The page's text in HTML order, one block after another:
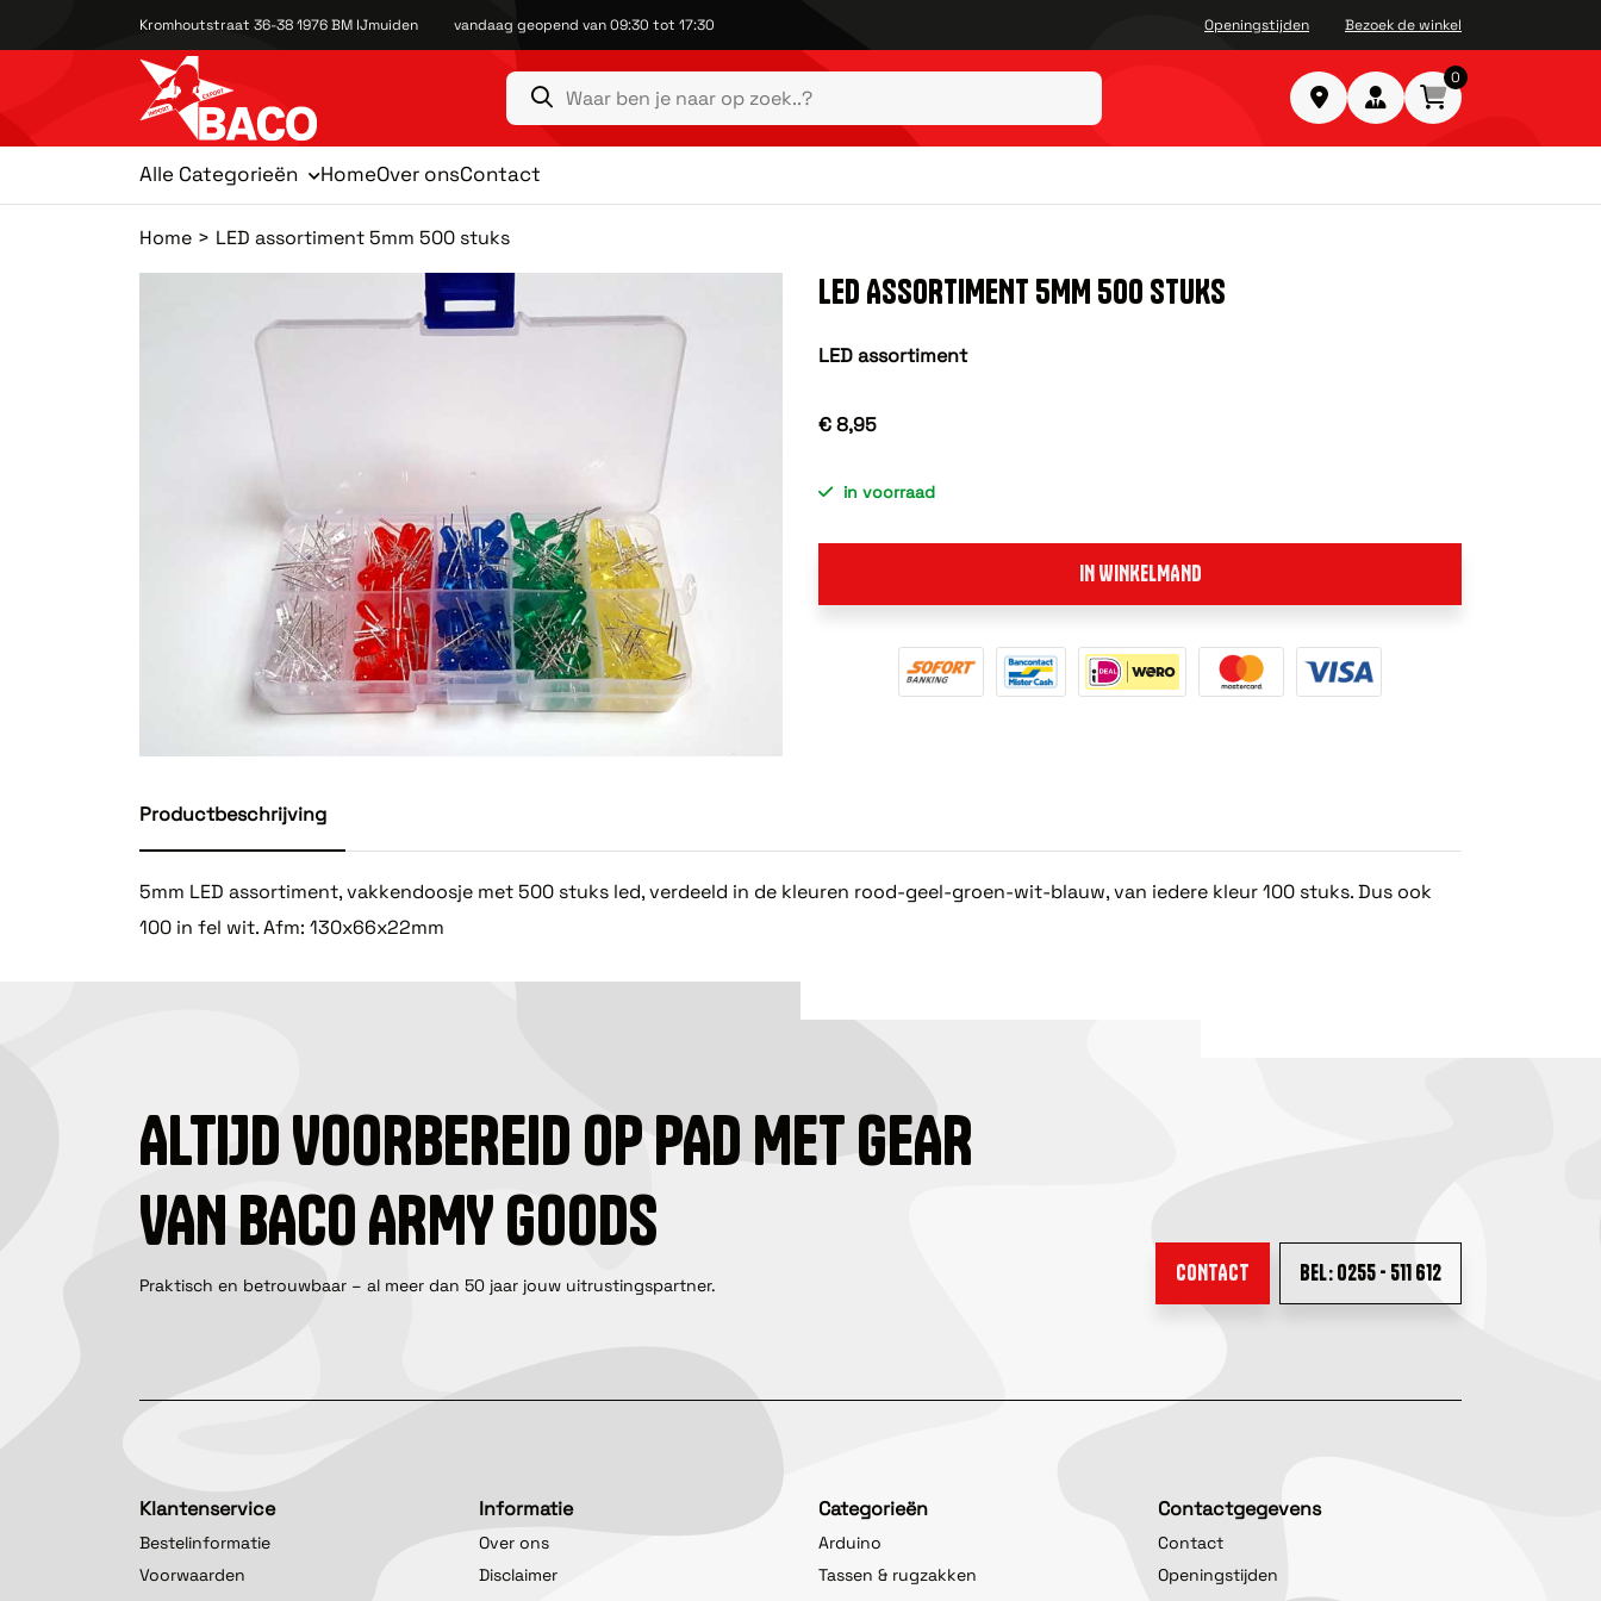
Kromhoutstraat 36-38 1976 BM IJmuiden vandaag geopend van 09:30 tot 17:30 Openingstijden Bezoek de winkel
0
Alle Categorieën HomeOver onsContact
Home LED assortiment 5mm 500 stuks
LED ASSORTIMENT 5MM 500 STUKS
LED assortiment
€ 8,95
in voorraad
IN WINKELMAND
Productbeschrijving
5mm LED assortiment, vakkendoosje met 500 stuks led, verdeeld in de kleuren rood-geel-groen-wit-blauw, van iedere kleur 100 stuks. Dus ook
100 in fel wit. Afm: 130x66x22mm
ALTIJD VOORBEREID OP PAD MET GEAR
VAN BACO ARMY GOODS
Praktisch en betrouwbaar – al meer dan 50 jaar jouw uitrustingspartner. CONTACT BEL: 0255 - 511 612
Klantenservice
Bestelinformatie
Voorwaarden
Informatie
Over ons
Disclaimer
Categorieën
Arduino
Tassen & rugzakken
Contactgegevens
Contact
Openingstijden